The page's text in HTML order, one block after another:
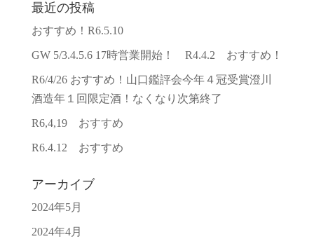
最近の投稿
おすすめ！R6.5.10
GW 5/3.4.5.6 17時営業開始！ R4.4.2 おすすめ！
R6/4/26 おすすめ！山口鑑評会今年４冠受賞澄川
酒造年１回限定酒！なくなり次第終了
R6,4,19 おすすめ
R6.4.12 おすすめ
アーカイブ
2024年5月
2024年4月